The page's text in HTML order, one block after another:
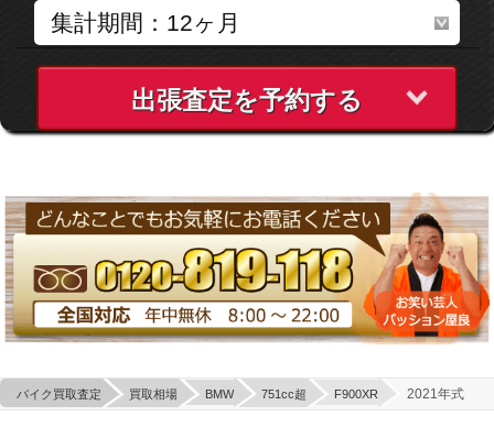
出張査定を予約する
バイク買取査定 買取相場 BMW 751cc超 F900XR 2021年式